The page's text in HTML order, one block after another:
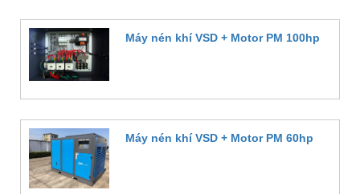
Máy nén khí VSD + Motor PM 100hp
Máy nén khí VSD + Motor PM 60hp